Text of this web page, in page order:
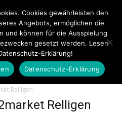
Touristiknews.de
Relligen
Relligen
Cookies gewährleisten den
Angebots, ermöglichen die
und können für die Ausspielung
gesetzt werden. Lesen
Erklärung!
Datenschutz-Erklärung